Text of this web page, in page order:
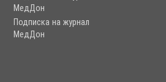
МедДон
Подписка на журнал
МедДон